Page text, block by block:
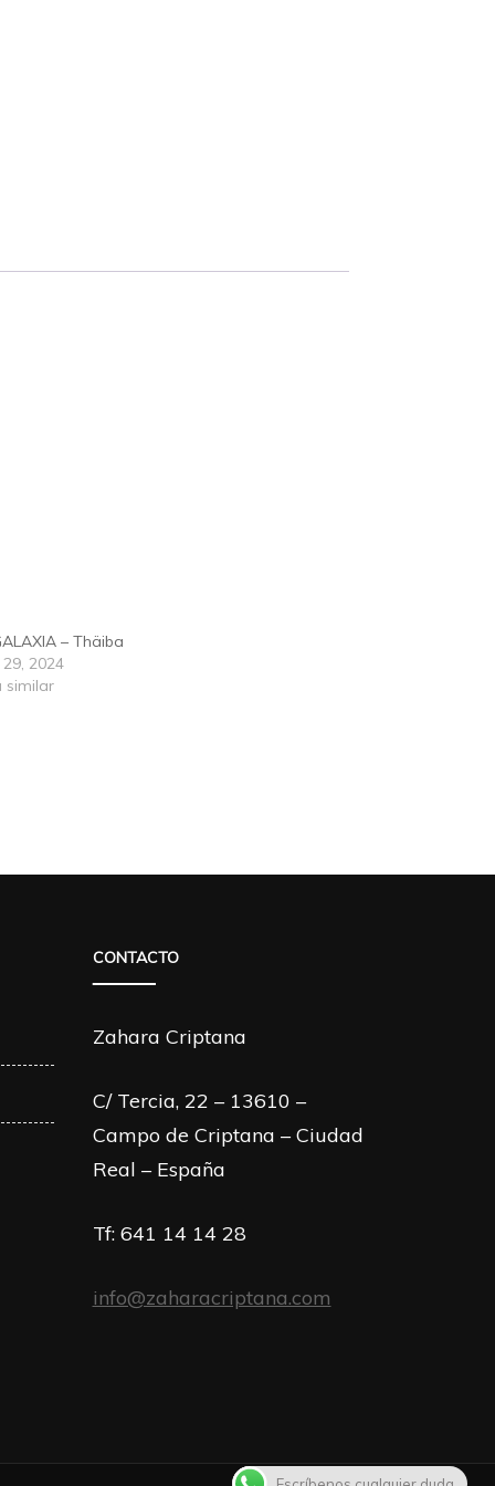
– Thäiba
2024
similar
CONTACTO
Zahara Criptana
C/ Tercia, 22 – 13610 –
Campo de Criptana – Ciudad
Real – España
Tf: 641 14 14 28
info@zaharacriptana.com